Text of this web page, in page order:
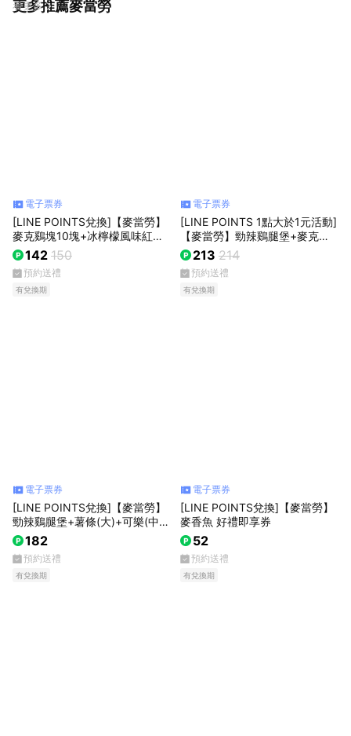
更多推薦麥當勞
看更多
電子票券
[LINE POINTS兌換]【麥當勞】
麥克鷄塊10塊+冰檸檬風味紅茶
(中)好禮即享券
142 150
預約送禮
有兌換期
電子票券
[LINE POINTS 1點大於1元活動]
【麥當勞】勁辣鷄腿堡+麥克鷄
塊(4塊)+薯條(中)+可樂(中) 好禮
即享券
213 214
預約送禮
有兌換期
電子票券
[LINE POINTS兌換]【麥當勞】
勁辣鷄腿堡+薯條(大)+可樂(中)
好禮即享券
182
預約送禮
有兌換期
電子票券
[LINE POINTS兌換]【麥當勞】
麥香魚 好禮即享券
52
預約送禮
有兌換期